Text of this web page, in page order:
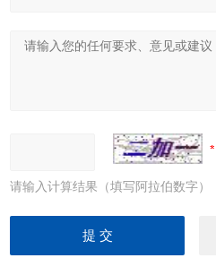
请输入计算结果（填写阿拉伯数字）